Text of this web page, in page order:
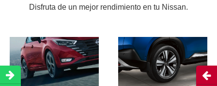
Disfruta de un mejor rendimiento en tu Nissan.